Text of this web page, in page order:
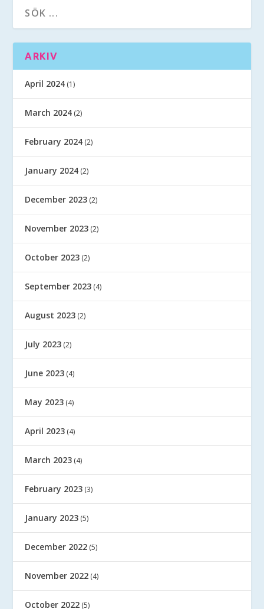
ARKIV
April 2024 (1)
March 2024 (2)
February 2024 (2)
January 2024 (2)
December 2023 (2)
November 2023 (2)
October 2023 (2)
September 2023 (4)
August 2023 (2)
July 2023 (2)
June 2023 (4)
May 2023 (4)
April 2023 (4)
March 2023 (4)
February 2023 (3)
January 2023 (5)
December 2022 (5)
November 2022 (4)
October 2022 (5)